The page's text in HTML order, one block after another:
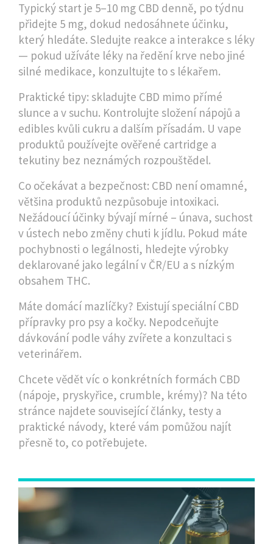
Typický start je 5–10 mg CBD denně, po týdnu
přidejte 5 mg, dokud nedosáhnete účinku,
který hledáte. Sledujte reakce a interakce s léky
— pokud užíváte léky na ředění krve nebo jiné
silné medikace, konzultujte to s lékařem.
Praktické tipy: skladujte CBD mimo přímé
slunce a v suchu. Kontrolujte složení nápojů a
edibles kvůli cukru a dalším přísadám. U vape
produktů používejte ověřené cartridge a
tekutiny bez neznámých rozpouštědel.
Co očekávat a bezpečnost: CBD není omamné,
většina produktů nezpůsobuje intoxikaci.
Nežádoucí účinky bývají mírné – únava, suchost
v ústech nebo změny chuti k jídlu. Pokud máte
pochybnosti o legálnosti, hledejte výrobky
deklarované jako legální v ČR/EU a s nízkým
obsahem THC.
Máte domácí mazlíčky? Existují speciální CBD
přípravky pro psy a kočky. Nepodceňujte
dávkování podle váhy zvířete a konzultaci s
veterinářem.
Chcete vědět víc o konkrétních formách CBD
(nápoje, pryskyřice, crumble, krémy)? Na této
stránce najdete související články, testy a
praktické návody, které vám pomůžou najít
přesně to, co potřebujete.